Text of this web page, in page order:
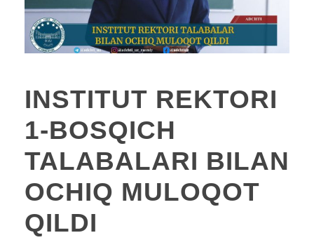
INSTITUT REKTORI
1-BOSQICH
TALABALARI BILAN
OCHIQ MULOQOT
QILDI